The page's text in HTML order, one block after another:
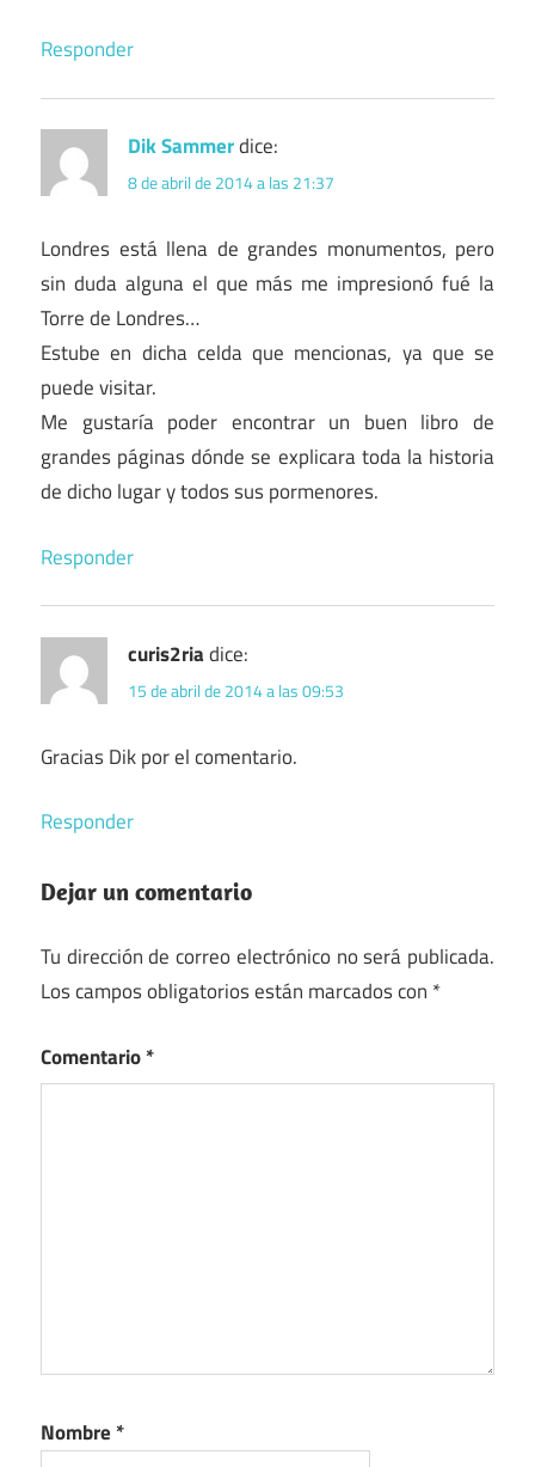
Responder
Dik Sammerdice:
8 de abril de 2014 a las 21:37
Londres está llena de grandes monumentos, pero
sin duda alguna el que más me impresionó fué la
Torre de Londres…
Estube en dicha celda que mencionas, ya que se
puede visitar.
Me gustaría poder encontrar un buen libro de
grandes páginas dónde se explicara toda la historia
de dicho lugar y todos sus pormenores.
Responder
curis2riadice:
15 de abril de 2014 a las 09:53
Gracias Dik por el comentario.
Responder
Dejar un comentario
Tu dirección de correo electrónico no será publicada.
Los campos obligatorios están marcados con *
Comentario*
Nombre *